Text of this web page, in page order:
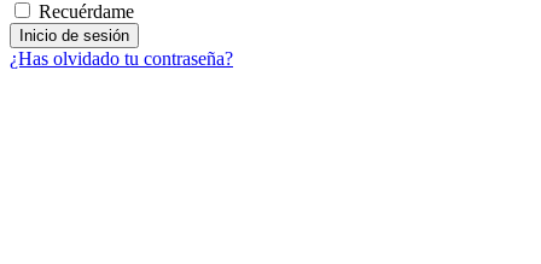
Recuérdame
¿Has olvidado tu contraseña?